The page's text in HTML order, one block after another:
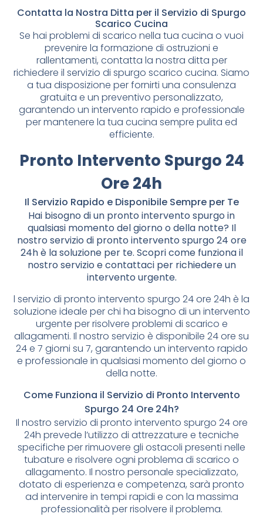
Contatta la Nostra Ditta per il Servizio di Spurgo
Scarico Cucina
Se hai problemi di scarico nella tua cucina o vuoi
prevenire la formazione di ostruzioni e
rallentamenti, contatta la nostra ditta per
richiedere il servizio di spurgo scarico cucina. Siamo
a tua disposizione per fornirti una consulenza
gratuita e un preventivo personalizzato,
garantendo un intervento rapido e professionale
per mantenere la tua cucina sempre pulita ed
efficiente.
Pronto Intervento Spurgo 24
Ore 24h
Il Servizio Rapido e Disponibile Sempre per Te
Hai bisogno di un pronto intervento spurgo in
qualsiasi momento del giorno o della notte? Il
nostro servizio di pronto intervento spurgo 24 ore
24h è la soluzione per te. Scopri come funziona il
nostro servizio e contattaci per richiedere un
intervento urgente.
l servizio di pronto intervento spurgo 24 ore 24h è la
soluzione ideale per chi ha bisogno di un intervento
urgente per risolvere problemi di scarico e
allagamenti. Il nostro servizio è disponibile 24 ore su
24 e 7 giorni su 7, garantendo un intervento rapido
e professionale in qualsiasi momento del giorno o
della notte.
Come Funziona il Servizio di Pronto Intervento
Spurgo 24 Ore 24h?
Il nostro servizio di pronto intervento spurgo 24 ore
24h prevede l’utilizzo di attrezzature e tecniche
specifiche per rimuovere gli ostacoli presenti nelle
tubature e risolvere ogni problema di scarico o
allagamento. Il nostro personale specializzato,
dotato di esperienza e competenza, sarà pronto
ad intervenire in tempi rapidi e con la massima
professionalità per risolvere il problema.